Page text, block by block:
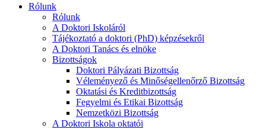
Rólunk
Rólunk
A Doktori Iskoláról
Tájékoztató a doktori (PhD) képzésekről
A Doktori Tanács és elnöke
Bizottságok
Doktori Pályázati Bizottság
Véleményező és Minőségellenőrző Bizottság
Oktatási és Kreditbizottság
Fegyelmi és Etikai Bizottság
Nemzetközi Bizottság
A Doktori Iskola oktatói